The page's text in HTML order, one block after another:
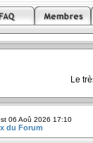
Le
06 Aoû 2026 17:10
du Forum